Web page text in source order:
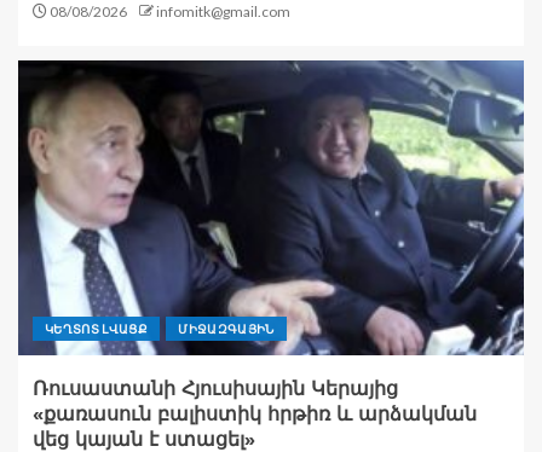
08/08/2026 infomitk@gmail.com
ԿԵՂՏՈՏ ԼՎԱՑՔ ՄԻՋԱԶԳԱՅԻՆ
Ռուսաստանի Հյուսիսային Կերայից
«քառասուն բալիստիկ հրթիռ և արձակման
վեց կայան է ստացել»